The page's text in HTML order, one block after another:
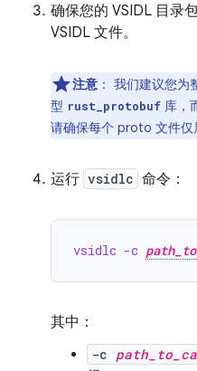
确保您的 VSIDL 目录
VSIDL 文件。
注意 ： 我们建议您为
型 rust_protobuf 库，
请确保每个 proto 文件仅
运行 vsidlc 命令：
vsidlc -c
其中：
-c